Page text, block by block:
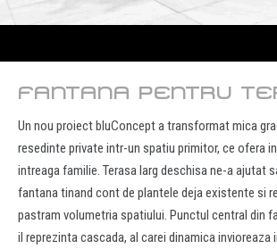
FANTANA PENTRU
Un nou proiect bluConcept a transformat mica
resedinte private intr-un spatiu primitor, ce ofera
intreaga familie. Terasa larg deschisa ne-a ajutat
fantana tinand cont de plantele deja existente si
pastram volumetria spatiului. Punctul central din
il reprezinta cascada, al carei dinamica invioreaza